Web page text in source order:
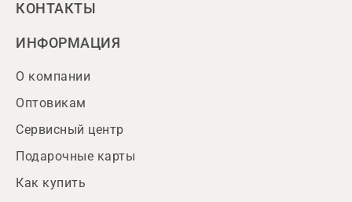
КОНТАКТЫ
ИНФОРМАЦИЯ
О компании
Оптовикам
Сервисный центр
Подарочные карты
Как купить